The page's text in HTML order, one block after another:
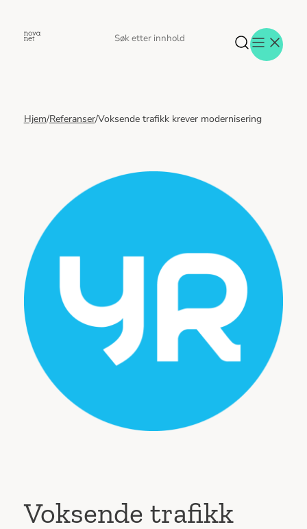
Aktuelt
Menneskene
Om oss
Jobb hos oss
Kontakt oss
Søk
Søk
Hjem/Referanser/Voksende trafikk krever modernisering
Voksende trafikk